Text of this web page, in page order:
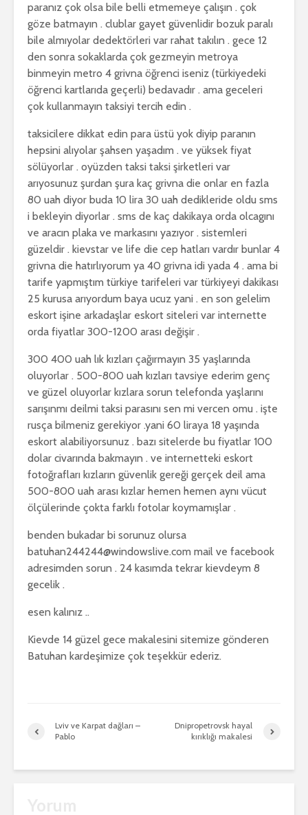
paranız çok olsa bile belli etmemeye çalışın . çok
göze batmayın . clublar gayet güvenlidir bozuk paralı
bile almıyolar dedektörleri var rahat takılın . gece 12
den sonra sokaklarda çok gezmeyin metroya
binmeyin metro 4 grivna öğrenci iseniz (türkiyedeki
öğrenci kartlarıda geçerli) bedavadır . ama geceleri
çok kullanmayın taksiyi tercih edin .
taksicilere dikkat edin para üstü yok diyip paranın
hepsini alıyolar şahsen yaşadım . ve yüksek fiyat
sölüyorlar . oyüzden taksi taksi şirketleri var
arıyosunuz şurdan şura kaç grivna die onlar en fazla
80 uah diyor buda 10 lira 30 uah dedikleride oldu sms
i bekleyin diyorlar . sms de kaç dakikaya orda olcagını
ve aracın plaka ve markasını yazıyor . sistemleri
güzeldir . kievstar ve life die cep hatları vardır bunlar 4
grivna die hatırlıyorum ya 40 grivna idi yada 4 . ama bi
tarife yapmıştım türkiye tarifeleri var türkiyeyi dakikası
25 kurusa arıyordum baya ucuz yani . en son gelelim
eskort işine arkadaşlar eskort siteleri var internette
orda fiyatlar 300-1200 arası değişir .
300 400 uah lık kızları çağırmayın 35 yaşlarında
oluyorlar . 500-800 uah kızları tavsiye ederim genç
ve güzel oluyorlar kızlara sorun telefonda yaşlarını
sarışınmı deilmi taksi parasını sen mi vercen omu . işte
rusça bilmeniz gerekiyor .yani 60 liraya 18 yaşında
eskort alabiliyorsunuz . bazı sitelerde bu fiyatlar 100
dolar civarında bakmayın . ve internetteki eskort
fotoğrafları kızların güvenlik gereği gerçek deil ama
500-800 uah arası kızlar hemen hemen aynı vücut
ölçülerinde çokta farklı fotolar koymamışlar .
benden bukadar bi sorunuz olursa
batuhan244244@windowslive.com mail ve facebook
adresimden sorun . 24 kasımda tekrar kievdeym 8
gecelik .
esen kalınız ..
Kievde 14 güzel gece makalesini sitemize gönderen
Batuhan kardeşimize çok teşekkür ederiz.
Lviv ve Karpat dağları –
Pablo
Dnipropetrovsk hayal
kırıklığı makalesi